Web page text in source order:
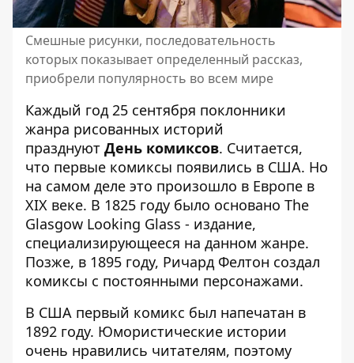
Смешные рисунки, последовательность
которых показывает определенный рассказ,
приобрели популярность во всем мире
Каждый год 25 сентября поклонники
жанра рисованных историй
празднуют День комиксов. Считается,
что первые комиксы появились в США. Но
на самом деле это произошло в Европе в
XIX веке. В 1825 году было основано The
Glasgow Looking Glass - издание,
специализирующееся на данном жанре.
Позже, в 1895 году, Ричард Фелтон создал
комиксы с постоянными персонажами.
В США первый комикс был напечатан в
1892 году. Юмористические истории
очень нравились читателям, поэтому